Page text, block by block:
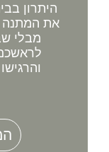
היתרון
את המתנה
מבלי